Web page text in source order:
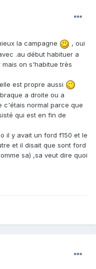
la campagne
, oui
.au début habituer a
on s'habitue très
est propre aussi
a droite ou a
c'étais normal parce que
qui est en fin de
il y avait un ford f150 et le
et il disait que sont ford
sa) ,sa veut dire quoi